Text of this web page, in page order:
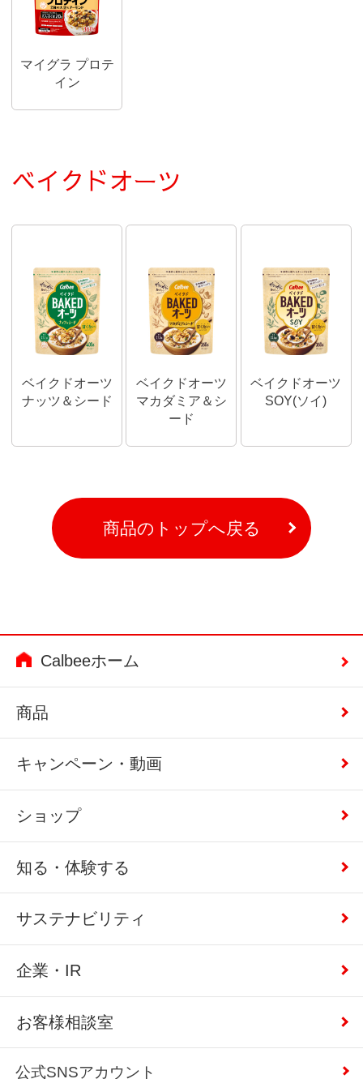
マイグラ プロテ
イン
ベイクドオーツ
ベイクドオーツ
ナッツ＆シード
ベイクドオーツ
マカダミア＆シ
ード
ベイクドオーツ
SOY(ソイ)
商品のトップへ戻る
Calbeeホーム
商品
キャンペーン・動画
ショップ
知る・体験する
サステナビリティ
企業・IR
お客様相談室
公式SNSアカウント